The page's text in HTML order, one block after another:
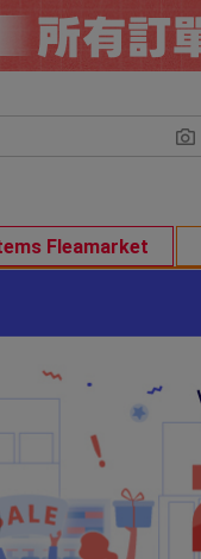
Fleamarket